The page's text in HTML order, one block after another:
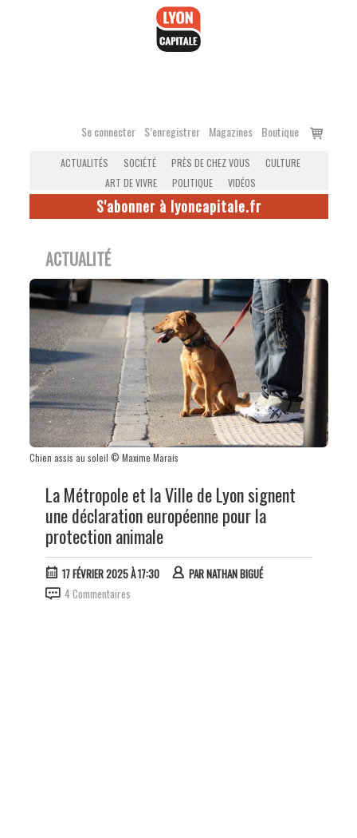
Se connecter S’enregistrer Magazines Boutique
Voir
ACTUALITÉS SOCIÉTÉ PRÈS DE CHEZ VOUS
CULTURE
ART DE VIVRE
POLITIQUE VIDÉOS
S'abonner à lyoncapitale.fr
ACTUALITÉ
Chien assis au soleil © Maxime Marais
La Métropole et la Ville de Lyon signent
une déclaration européenne pour la
protection animale
17 FÉVRIER 2025 À 17:30 PARNATHAN BIGUÉ
4 Commentaires